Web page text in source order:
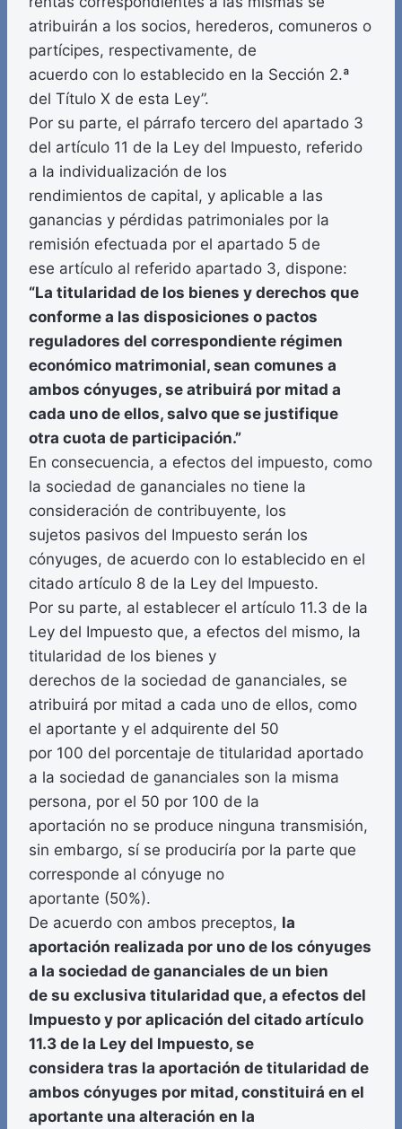
atribuirán a los socios, herederos, comuneros o
partícipes, respectivamente, de
acuerdo con lo establecido en la Sección 2.ª
del Título X de esta Ley”.
Por su parte, el párrafo tercero del apartado 3
del artículo 11 de la Ley del Impuesto, referido
a la individualización de los
rendimientos de capital, y aplicable a las
ganancias y pérdidas patrimoniales por la
remisión efectuada por el apartado 5 de
ese artículo al referido apartado 3, dispone:
“La titularidad de los bienes y derechos que
conforme a las disposiciones o pactos
reguladores del correspondiente régimen
económico matrimonial, sean comunes a
ambos cónyuges, se atribuirá por mitad a
cada uno de ellos, salvo que se justifique
otra cuota de participación.”
En consecuencia, a efectos del impuesto, como
la sociedad de gananciales no tiene la
consideración de contribuyente, los
sujetos pasivos del Impuesto serán los
cónyuges, de acuerdo con lo establecido en el
citado artículo 8 de la Ley del Impuesto.
Por su parte, al establecer el artículo 11.3 de la
Ley del Impuesto que, a efectos del mismo, la
titularidad de los bienes y
derechos de la sociedad de gananciales, se
atribuirá por mitad a cada uno de ellos, como
el aportante y el adquirente del 50
por 100 del porcentaje de titularidad aportado
a la sociedad de gananciales son la misma
persona, por el 50 por 100 de la
aportación no se produce ninguna transmisión,
sin embargo, sí se produciría por la parte que
corresponde al cónyuge no
aportante (50%).
De acuerdo con ambos preceptos, la
aportación realizada por uno de los cónyuges
a la sociedad de gananciales de un bien
de su exclusiva titularidad que, a efectos del
Impuesto y por aplicación del citado artículo
11.3 de la Ley del Impuesto, se
considera tras la aportación de titularidad de
ambos cónyuges por mitad, constituirá en el
aportante una alteración en la